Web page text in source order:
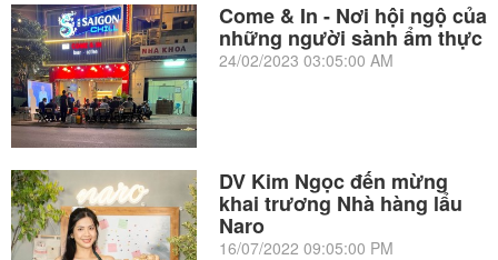
Come & In - Nơi hội ngộ của
những người sành ẩm thực
24/02/2023 03:05:00 AM
DV Kim Ngọc đến mừng
khai trương Nhà hàng lẩu
Naro
16/07/2022 09:05:00 PM